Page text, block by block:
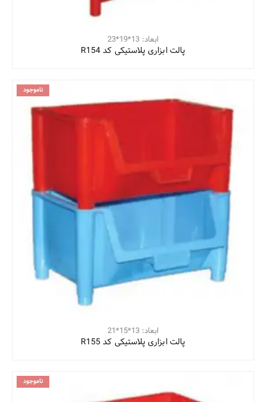
ابعاد: 13*19*23
پالت ابزاری پلاستیکی کد R154
ناموجود
ابعاد: 13*15*21
پالت ابزاری پلاستیکی کد R155
ناموجود